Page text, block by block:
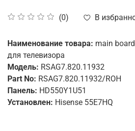
(0) В
Наименование товара: main
для телевизора
Модель: RSAG7.820.11932
Part No: RSAG7.820.11932/ROH
Панель: HD550Y1U51
Установлен: Hisense 55E7HQ